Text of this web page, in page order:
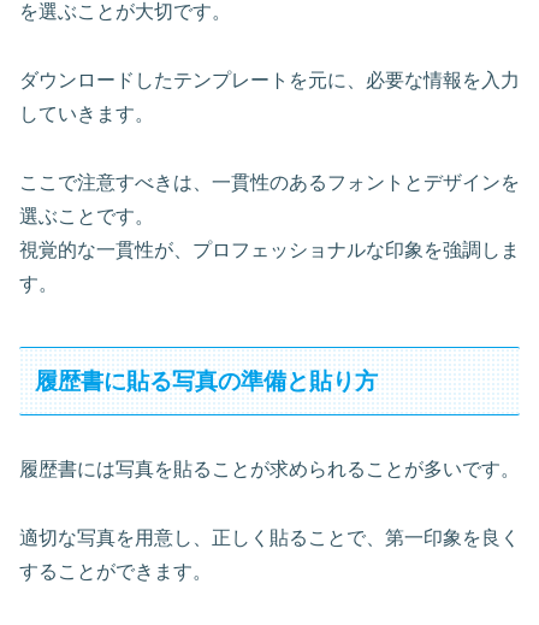
を選ぶことが大切です。
ダウンロードしたテンプレートを元に、必要な情報を入力
していきます。
ここで注意すべきは、 一貫性のあるフォントとデザインを
選ぶこと です。
視覚的な一貫性が、プロフェッショナルな印象を強調しま
す。
履歴書に貼る写真の準備と貼り方
履歴書には写真を貼ることが求められることが多いです。
適切な写真を用意し、正しく貼ることで、第一印象を良く
することができます。